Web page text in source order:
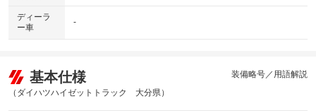
ディーラ
ー車
-
基本仕様
（ダイハツハイゼットトラック 大分県）
装備略号／用語解説